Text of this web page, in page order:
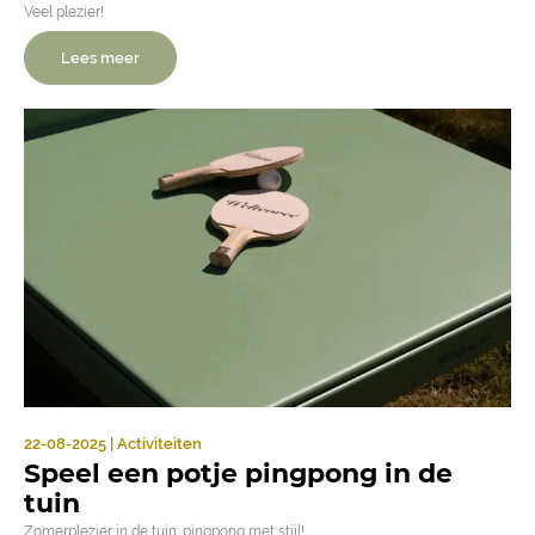
Veel plezier!
Lees meer
22-08-2025 | Activiteiten
Speel een potje pingpong in de
tuin
Zomerplezier in de tuin: pingpong met stijl!